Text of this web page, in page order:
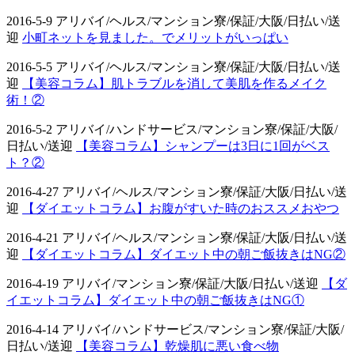
2016-5-9 アリバイ/ヘルス/マンション寮/保証/大阪/日払い/送
迎 小町ネットを見ました。でメリットがいっぱい
2016-5-5 アリバイ/ヘルス/マンション寮/保証/大阪/日払い/送
迎
【美容コラム】肌トラブルを消して美肌を作るメイク
術！②
2016-5-2 アリバイ/ハンドサービス/マンション寮/保証/大阪/
日払い/送迎
【美容コラム】シャンプーは3日に1回がベス
ト？②
2016-4-27 アリバイ/ヘルス/マンション寮/保証/大阪/日払い/送
迎
【ダイエットコラム】お腹がすいた時のおススメおやつ
2016-4-21 アリバイ/ヘルス/マンション寮/保証/大阪/日払い/送
迎
【ダイエットコラム】ダイエット中の朝ご飯抜きはNG②
2016-4-19 アリバイ/マンション寮/保証/大阪/日払い/送迎
【ダ
イエットコラム】ダイエット中の朝ご飯抜きはNG①
2016-4-14 アリバイ/ハンドサービス/マンション寮/保証/大阪/
日払い/送迎
【美容コラム】乾燥肌に悪い食べ物